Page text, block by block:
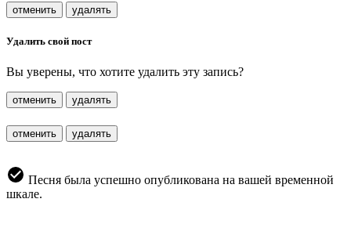
отменить удалять
Удалить свой пост
Вы уверены, что хотите удалить эту запись?
отменить удалять
отменить удалять
Песня была успешно опубликована на вашей временной
шкале.